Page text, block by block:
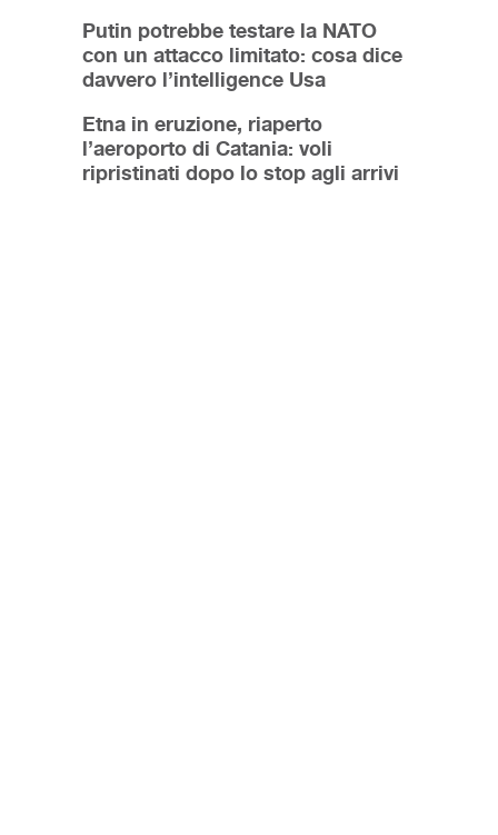
Putin potrebbe testare la NATO
con un attacco limitato: cosa dice
davvero l’intelligence Usa
Etna in eruzione, riaperto
l’aeroporto di Catania: voli
ripristinati dopo lo stop agli arrivi